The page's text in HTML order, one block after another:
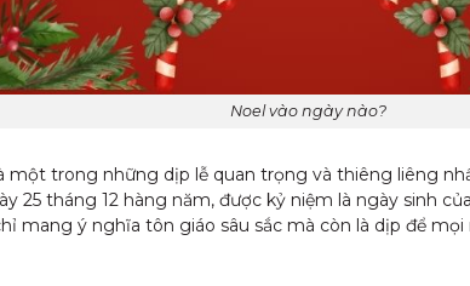
Noel vào ngày nào?
một trong những dịp lễ quan trọng và thiêng liêng
25 tháng 12 hàng năm, được kỷ niệm là ngày sinh
mang ý nghĩa tôn giáo sâu sắc mà còn là dịp để